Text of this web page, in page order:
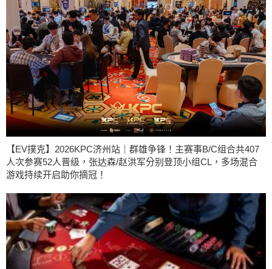
【EV撲克】2026KPC济州站｜群雄争锋！主赛事B/C组合共407
人次参赛52人晋级，张达森/赵洪军分别登顶小组CL，多场混合
游戏持续开启助你摘冠！